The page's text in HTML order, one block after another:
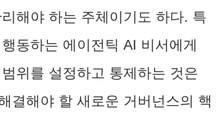
해야 하는 주체이기도 하다. 특
동하는 에이전틱 AI 비서에게
위를 설정하고 통제하는 것은
결해야 할 새로운 거버넌스의 핵